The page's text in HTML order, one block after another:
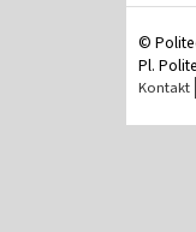
©
Pl.
Kontakt